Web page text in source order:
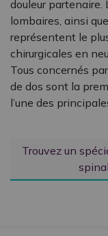
douleur partenaire.
lombaires, ainsi
représentent le
chirurgicales en
Tous concernés
de dos sont la
l’une des
Trouvez un
PAUSE